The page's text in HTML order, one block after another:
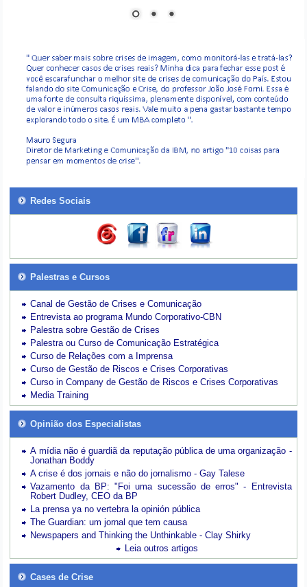
Redes Sociais
Palestras e Cursos
Canal de Gestão de Crises e Comunicação
Entrevista ao programa Mundo Corporativo-CBN
Palestra sobre Gestão de Crises
Palestra ou Curso de Comunicação Estratégica
Curso de Relações com a Imprensa
Curso de Gestão de Riscos e Crises Corporativas
Curso in Company de Gestão de Riscos e Crises Corporativas
Media Training
Opinião dos Especialistas
A mídia não é guardiã da reputação pública de uma organização -
Jonathan Boddy
A crise é dos jornais e não do jornalismo - Gay Talese
Vazamento da BP: "Foi uma sucessão de erros" - Entrevista
Robert Dudley, CEO da BP
La prensa ya no vertebra la opinión pública
The Guardian: um jornal que tem causa
Newspapers and Thinking the Unthinkable - Clay Shirky
Leia outros artigos
Cases de Crise